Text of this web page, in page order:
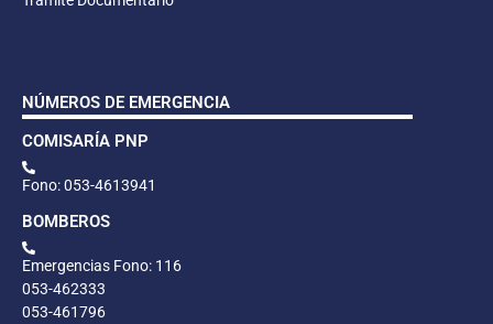
NÚMEROS DE EMERGENCIA
COMISARÍA PNP
Fono: 053-4613941
BOMBEROS
Emergencias Fono: 116
053-462333
053-461796